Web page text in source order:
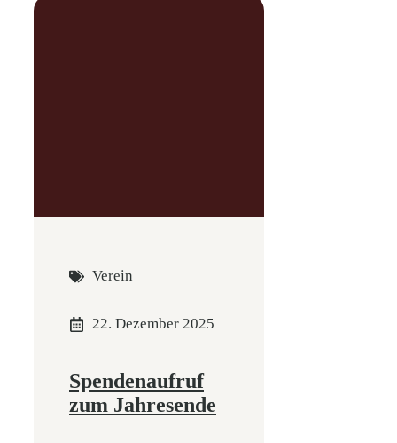
Verein
22. Dezember 2025
Spendenaufruf
zum Jahresende